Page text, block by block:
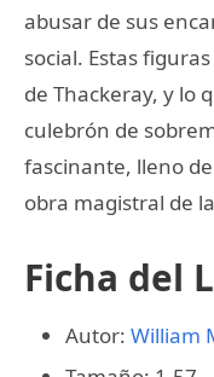
abusar de sus
social. Estas
de Thackeray, y lo
culebrón de
fascinante, lleno
obra magistral de
Ficha del
Autor: William